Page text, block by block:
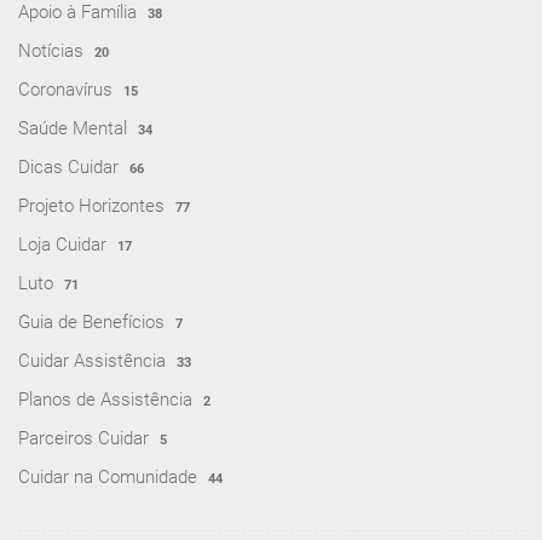
Apoio à Família 38
Notícias 20
Coronavírus 15
Saúde Mental 34
Dicas Cuidar 66
Projeto Horizontes 77
Loja Cuidar 17
Luto 71
Guia de Benefícios 7
Cuidar Assistência 33
Planos de Assistência 2
Parceiros Cuidar 5
Cuidar na Comunidade 44